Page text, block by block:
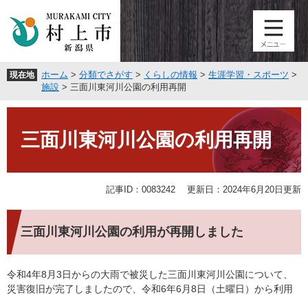
頭
す
飛
し
現在地 ホーム > 分類でさがす > くらしの情報 > 生涯学習・スポーツ >
施設 > 三面川東河川公園の利用再開
三面川東河川公園の利用再開
記事ID：0083242 更新日：2024年6月20日更新
三面川東河川公園の利用が再開しました
令和4年8月3日からの大雨で被災した三面川東河川公園について、
災害復旧が完了しましたので、令和6年6月8日（土曜日）から利用